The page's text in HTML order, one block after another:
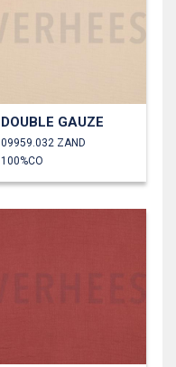
DOUBLE GAUZE
09959.032 ZAND
100%CO